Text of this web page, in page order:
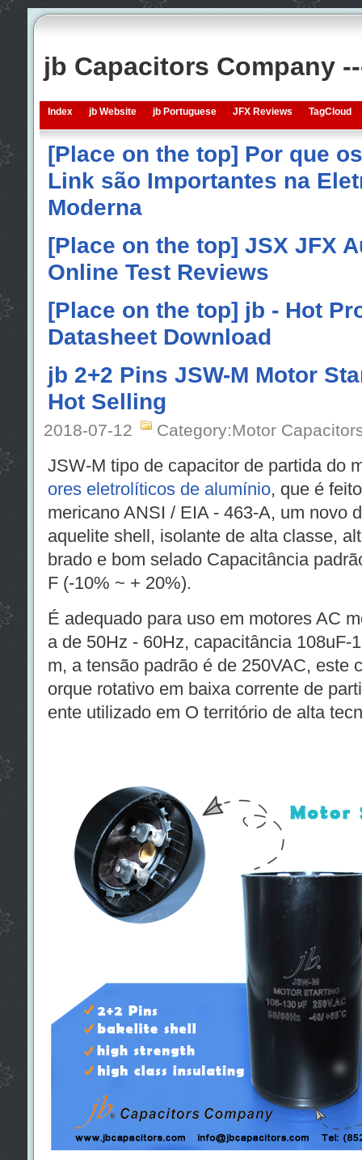
jb Capacitors Company
Index jb Website jb Portuguese JFX Reviews TagCloud
[Place on the top] Por que
Link são Importantes na
Moderna
[Place on the top] JSX JFX
Online Test Reviews
[Place on the top] jb - Hot
Datasheet Download
jb 2+2 Pins JSW-M Motor
Hot Selling
2018-07-12 Category:Motor
JSW-M tipo de capacitor de partida do
ores eletrolíticos de alumínio, que é
mericano ANSI / EIA - 463-A, um novo
aquelite shell, isolante de alta classe,
brado e bom selado Capacitância
F (-10% ~ + 20%).
É adequado para uso em motores AC
a de 50Hz - 60Hz, capacitância 108uF-
m, a tensão padrão é de 250VAC, este
orque rotativo em baixa corrente de
ente utilizado em O território de alta